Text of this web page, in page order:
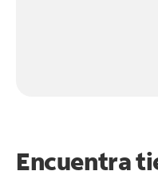
Encuentra